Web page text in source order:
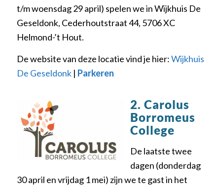
t/m woensdag 29 april) spelen we in Wijkhuis De
Geseldonk, Cederhoutstraat 44, 5706 XC
Helmond-’t Hout.
De website van deze locatie vind je hier:Wijkhuis
De Geseldonk| Parkeren
2. Carolus
Borromeus
College
De laatste twee
dagen (donderdag
30 april en vrijdag 1 mei) zijn we te gast in het